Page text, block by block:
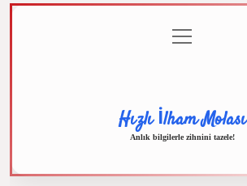
menüyü
aç
Hızlı İlham Molası
Anlık bilgilerle zihnini tazele!